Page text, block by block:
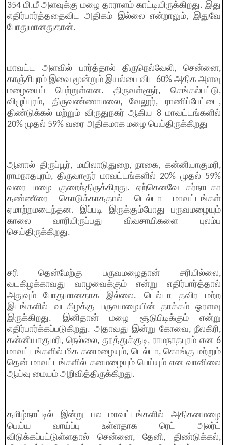
354 மி.மீ அளவுக்கு மழை தாராளம் காட்டியிருக்கிறது. இது
எதிர்பார்த்ததைவிட அதிகம் இல்லை என்றாலும், இதுவே
போதுமானதுதான்.
மாவட்ட அளவில் பார்த்தால் திருநெல்வேலி, சென்னை,
காஞ்சிபுரம் இவை மூன்றும் இயல்பை விட 60% அதிக அளவு
மழையைப் பெற்றுள்ளன. திருவள்ளூர், செங்கல்பட்டு,
விழுப்புரம், திருவண்ணாமலை, வேலூர், ராணிப்பேட்டை,
திண்டுக்கல் மற்றும் விருதுநகர் ஆகிய 8 மாவட்டங்களில்
20% முதல் 59% வரை அதிகமாக மழை பெய்திருக்கிறது
ஆனால் திருப்பூர், மயிலாடுதுறை, நாகை, கன்னியாகுமரி,
ராமநாதபுரம், திருவாரூர் மாவட்டங்களில் 20% முதல் 59%
வரை மழை குறைந்திருக்கிறது. ஏற்கெனவே கர்நாடகா
தண்ணீரை கொடுக்காததால் டெல்டா மாவட்டங்கள்
ஏமாற்றமடைந்தன. இப்படி இருக்கும்போது பருவமழையும்
காலை வாரியிருப்பது விவசாயிகளை புலம்ப
செய்திருக்கிறது.
சரி தென்மேற்கு பருவமழைதான் சரியில்லை,
வடகிழக்காவது வாழவைக்கும் என்று எதிர்பார்த்தால்
அதுவும் போதுமானதாக இல்லை. டெல்டா தவிர மற்ற
இடங்களில் வடகிழக்கு பருவமழையின் தாக்கம் ஓரளவு
இருக்கிறது. இனிதான் மழை சூடுபிடிக்கும் என்று
எதிர்பார்க்கப்படுகிறது. அதாவது இன்று கோவை, நீலகிரி,
கன்னியாகுமரி, நெல்லை, தூத்துக்குடி, ராமநாதபுரம் என 6
மாவட்டங்களில் மிக கனமழையும், டெல்டா, கொங்கு மற்றும்
தென் மாவட்டங்களில் கனமழையும் பெய்யும் என வானிலை
ஆய்வு மையம் அறிவித்திருக்கிறது.
தமிழ்நாட்டில் இன்று பல மாவட்டங்களில் அதிகனமழை
பெய்ய வாய்ப்பு உள்ளதாக ரெட் அலர்ட்
விடுக்கப்பட்டுள்ளதால் சென்னை, தேனி, திண்டுக்கல்,